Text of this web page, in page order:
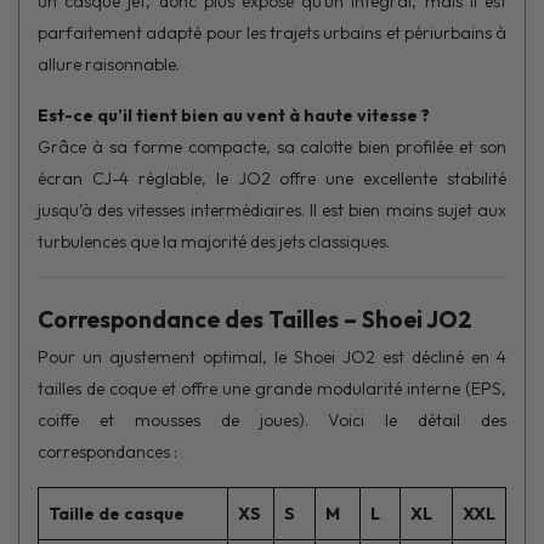
parfaitement adapté pour les trajets urbains et périurbains à
allure raisonnable.
Est-ce qu’il tient bien au vent à haute vitesse ?
Grâce à sa forme compacte, sa calotte bien profilée et son
écran CJ-4 réglable, le JO2 offre une excellente stabilité
jusqu’à des vitesses intermédiaires. Il est bien moins sujet aux
turbulences que la majorité des jets classiques.
Correspondance des Tailles – Shoei JO2
Pour un ajustement optimal, le Shoei JO2 est décliné en 4
tailles de coque et offre une grande modularité interne (EPS,
coiffe et mousses de joues). Voici le détail des
correspondances :
Taille de casque XS S M L XL XXL